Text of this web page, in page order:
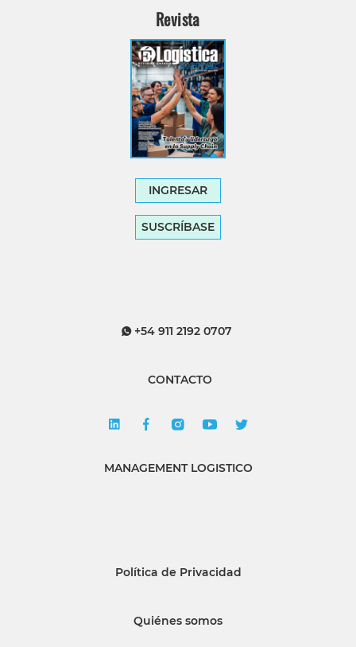
Revista
INGRESAR
SUSCRÍBASE
+54 911 2192 0707
CONTACTO
MANAGEMENT LOGISTICO
Política de Privacidad
Quiénes somos